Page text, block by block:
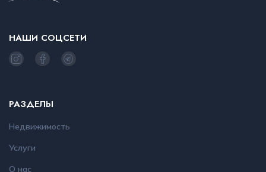
НАШИ СОЦСЕТИ
РАЗДЕЛЫ
Недвижимость
Услуги
О нас